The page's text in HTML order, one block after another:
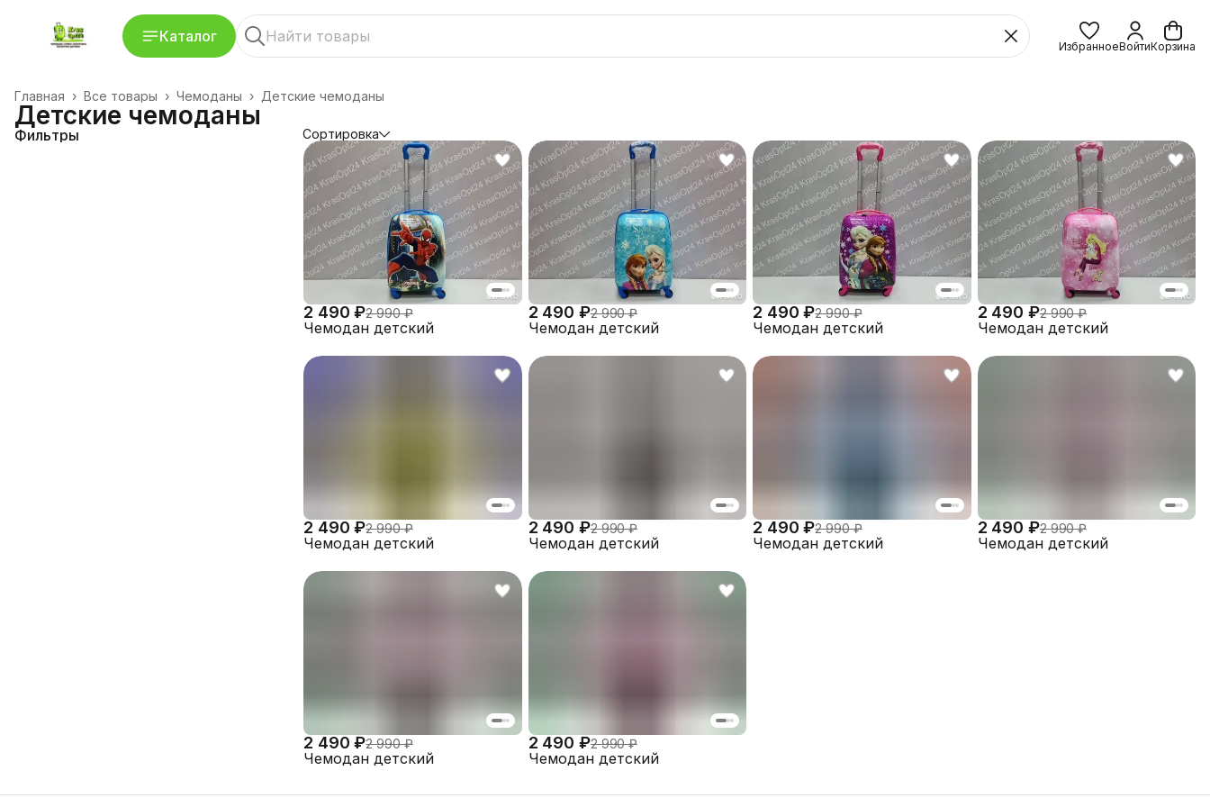
Каталог
ИзбранноеВойтиКорзина
Детские чемоданы
Чемоданы ›
Все товары ›
Главная ›
Детские чемоданы
Фильтры Сортировка
2 490 ₽2 990 ₽
Чемодан детский
2 490 ₽2 990 ₽
Чемодан детский
2 490 ₽2 990 ₽
Чемодан детский
2 490 ₽2 990 ₽
Чемодан детский
2 490 ₽2 990 ₽
Чемодан детский
2 490 ₽2 990 ₽
Чемодан детский
2 490 ₽2 990 ₽
Чемодан детский
2 490 ₽2 990 ₽
Чемодан детский
2 490 ₽2 990 ₽
Чемодан детский
2 490 ₽2 990 ₽
Чемодан детский